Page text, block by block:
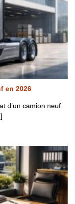
en 2026
d’un camion neuf